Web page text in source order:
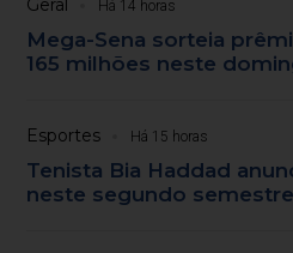
Geral Há 14 horas
Mega-Sena sorteia
165 milhões neste
Esportes Há 15 horas
Tenista Bia Haddad
neste segundo semestre